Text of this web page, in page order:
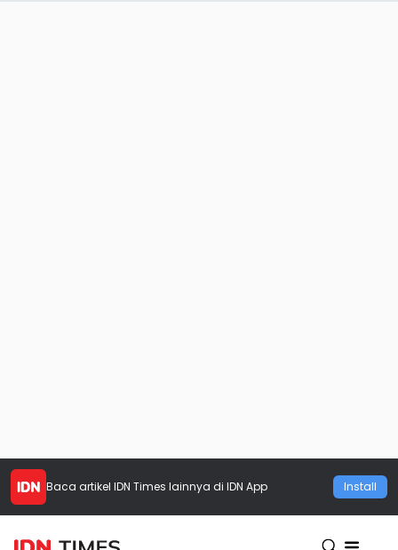
Baca artikel IDN Times lainnya di IDN App Install